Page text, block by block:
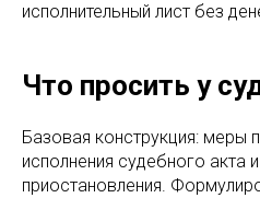
исполнительный лист без
Что просить у
Базовая конструкция: меры
исполнения судебного акта
приостановления.